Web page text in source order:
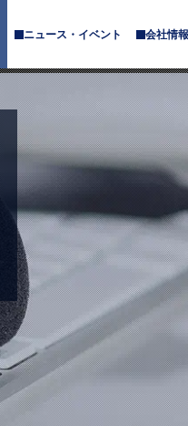
ニュース・イベント 会社情報
サ
メ
ュ
ー
が
あ
り
す